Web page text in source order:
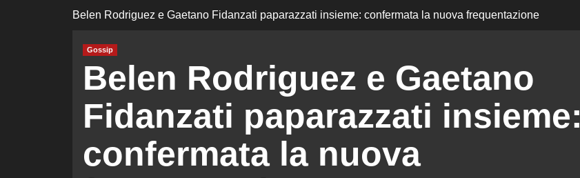
Belen Rodriguez e Gaetano Fidanzati paparazzati insieme: confermata la nuova frequentazione
Gossip
Belen Rodriguez e Gaetano
Fidanzati paparazzati insieme:
confermata la nuova